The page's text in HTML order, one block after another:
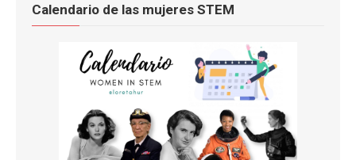
Calendario de las mujeres STEM